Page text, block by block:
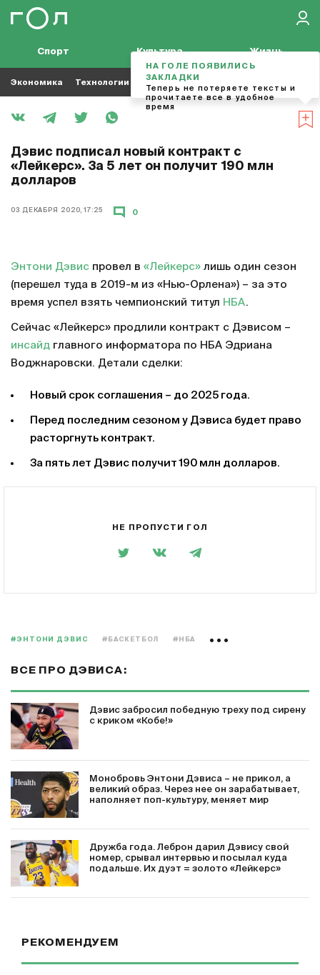
Спорт Культура Жизнь
Экономика Технологии Кино Футбол
Дэвис подписал новый контракт с
«Лейкерс». За 5 лет он получит 190 млн
долларов
03 ДЕКАБРЯ 2020, 17:25 0
Энтони Дэвис провел в «Лейкерс» лишь один сезон
(перешел туда в 2019-м из «Нью-Орлена») – за это
время успел взять чемпионский титул НБА.
Сейчас «Лейкерс» продлили контракт с Дэвисом –
инсайд главного информатора по НБА Эдриана
Воджнаровски. Детали сделки:
Новый срок соглашения – до 2025 года.
Перед последним сезоном у Дэвиса будет право
расторгнуть контракт.
За пять лет Дэвис получит 190 млн долларов.
НЕ ПРОПУСТИ ГОЛ
#ЭНТОНИ ДЭВИС #БАСКЕТБОЛ #НБА
ВСЕ ПРО ДЭВИСА:
Дэвис забросил победную треху под сирену
с криком «Кобе!»
Монобровь Энтони Дэвиса – не прикол, а
великий образ. Через нее он зарабатывает,
наполняет поп-культуру, меняет мир
Дружба года. Леброн дарил Дэвису свой
номер, срывал интервью и посылал куда
подальше. Их дуэт = золото «Лейкерс»
РЕКОМЕНДУЕМ
НА ГОЛЕ ПОЯВИЛИСЬ
ЗАКЛАДКИ
Теперь не потеряете тексты и
прочитаете все в удобное
время